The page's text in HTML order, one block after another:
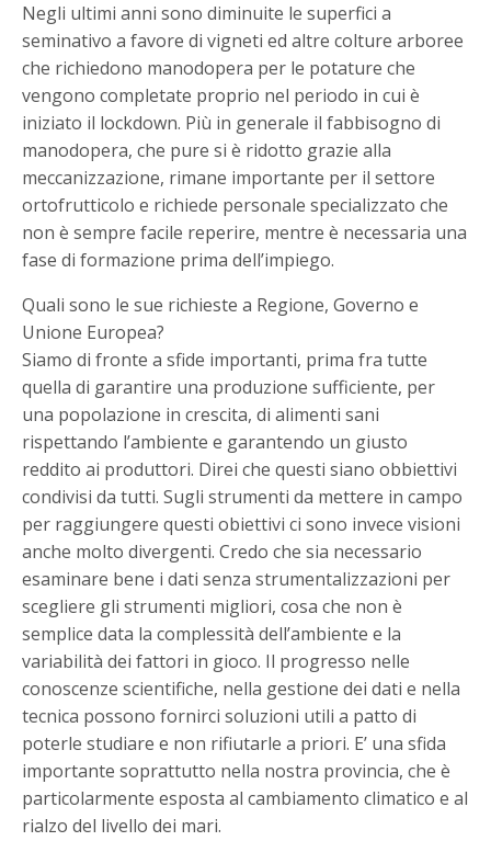
Negli ultimi anni sono diminuite le superfici a
seminativo a favore di vigneti ed altre colture arboree
che richiedono manodopera per le potature che
vengono completate proprio nel periodo in cui è
iniziato il lockdown. Più in generale il fabbisogno di
manodopera, che pure si è ridotto grazie alla
meccanizzazione, rimane importante per il settore
ortofrutticolo e richiede personale specializzato che
non è sempre facile reperire, mentre è necessaria una
fase di formazione prima dell’impiego.
Quali sono le sue richieste a Regione, Governo e
Unione Europea?
Siamo di fronte a sfide importanti, prima fra tutte
quella di garantire una produzione sufficiente, per
una popolazione in crescita, di alimenti sani
rispettando l’ambiente e garantendo un giusto
reddito ai produttori. Direi che questi siano obbiettivi
condivisi da tutti. Sugli strumenti da mettere in campo
per raggiungere questi obiettivi ci sono invece visioni
anche molto divergenti. Credo che sia necessario
esaminare bene i dati senza strumentalizzazioni per
scegliere gli strumenti migliori, cosa che non è
semplice data la complessità dell’ambiente e la
variabilità dei fattori in gioco. Il progresso nelle
conoscenze scientifiche, nella gestione dei dati e nella
tecnica possono fornirci soluzioni utili a patto di
poterle studiare e non rifiutarle a priori. E’ una sfida
importante soprattutto nella nostra provincia, che è
particolarmente esposta al cambiamento climatico e al
rialzo del livello dei mari.